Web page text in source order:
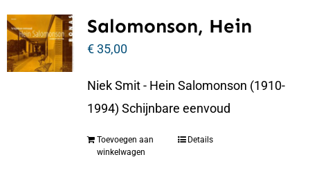
Salomonson, Hein
€35,00
Niek Smit - Hein Salomonson (1910-
1994) Schijnbare eenvoud
Toevoegen aan
winkelwagen
Details